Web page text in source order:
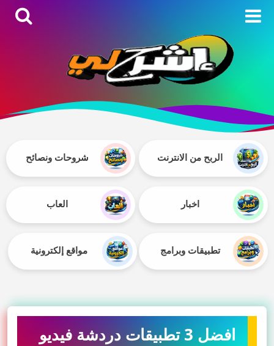
الربح من الانترنت شروحات ونصائح
اخبار العاب
تطبيقات وبرامج مواقع إلكترونية
افضل 3 تطبيقات دردشة فيديو